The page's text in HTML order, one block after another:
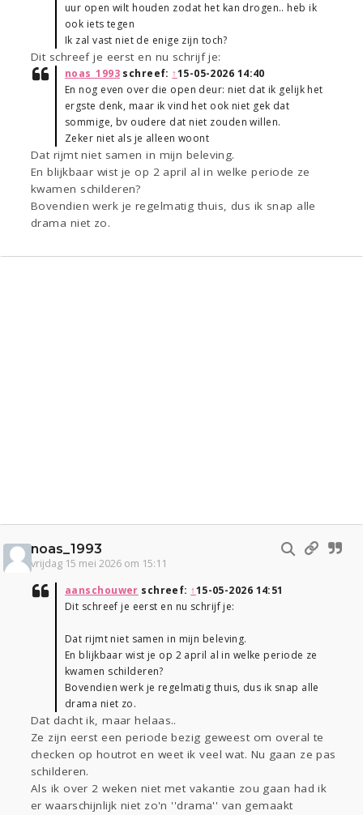
uur open wilt houden zodat het kan drogen.. heb ik
ook iets tegen
Ik zal vast niet de enige zijn toch?
Dit schreef je eerst en nu schrijf je:
noas_1993schreef: ↑15-05-2026 14:40
En nog even over die open deur: niet dat ik gelijk het
ergste denk, maar ik vind het ook niet gek dat
sommige, bv oudere dat niet zouden willen.
Zeker niet als je alleen woont
Dat rijmt niet samen in mijn beleving.
En blijkbaar wist je op 2 april al in welke periode ze
kwamen schilderen?
Bovendien werk je regelmatig thuis, dus ik snap alle
drama niet zo.
noas_1993
vrijdag 15 mei 2026 om 15:11
aanschouwer schreef: ↑15-05-2026 14:51
Dit schreef je eerst en nu schrijf je:
Dat rijmt niet samen in mijn beleving.
En blijkbaar wist je op 2 april al in welke periode ze
kwamen schilderen?
Bovendien werk je regelmatig thuis, dus ik snap alle
drama niet zo.
Dat dacht ik, maar helaas..
Ze zijn eerst een periode bezig geweest om overal te
checken op houtrot en weet ik veel wat. Nu gaan ze pas
schilderen.
Als ik over 2 weken niet met vakantie zou gaan had ik
er waarschijnlijk niet zo'n ''drama'' van gemaakt